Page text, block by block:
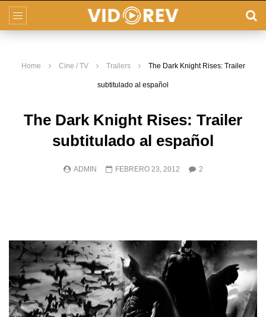
Home Cine / TV Trailers The Dark Knight Rises: Trailer
subtitulado al español
The Dark Knight Rises: Trailer
subtitulado al español
ADMIN FEBRERO 23, 2012 2